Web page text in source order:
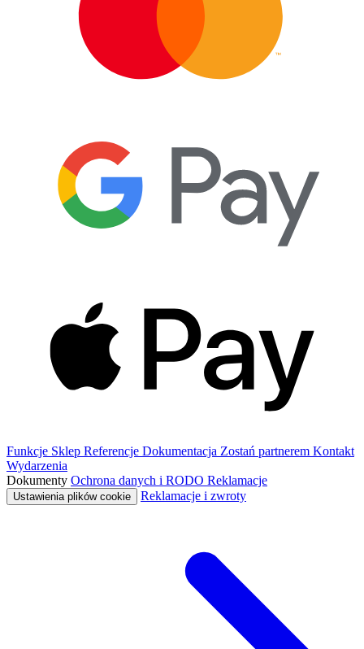
Funkcje Sklep Referencje Dokumentacja Zostań partnerem Kontakt
Wydarzenia
Dokumenty Ochrona danych i RODO Reklamacje
Ustawienia plików cookie Reklamacje i zwroty